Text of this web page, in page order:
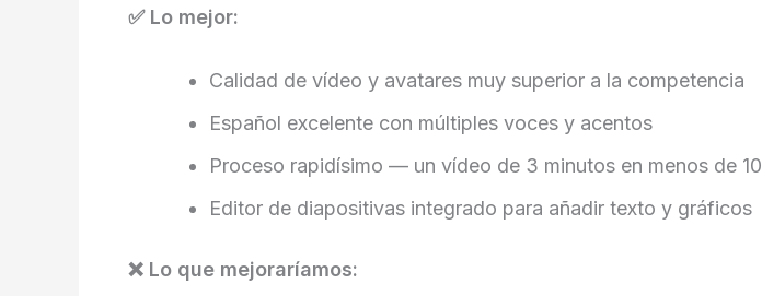
✅ Lo mejor:
Calidad de vídeo y avatares muy superior a la competencia
Español excelente con múltiples voces y acentos
Proceso rapidísimo — un vídeo de 3 minutos en menos de 10
Editor de diapositivas integrado para añadir texto y gráficos
❌ Lo que mejoraríamos: